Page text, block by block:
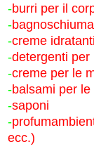
-burri per il
-bagnoschiuma
-creme
-detergenti per
-creme per le
-balsami per le
-saponi
-
ecc.)